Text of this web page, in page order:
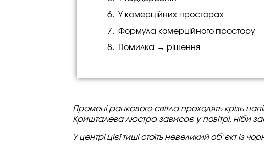
У комерційних просторах
Формула комерційного простору
Помилка → рішення
Промені ранкового світла проходять крізь
Кришталева люстра зависає у повітрі, ніби
У центрі цієї тиші стоїть невеликий об’єкт